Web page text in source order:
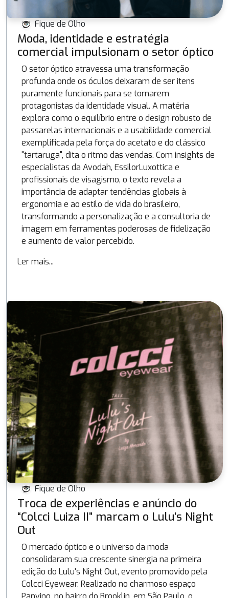
Fique de Olho
Moda, identidade e estratégia
comercial impulsionam o setor óptico
O setor óptico atravessa uma transformação
profunda onde os óculos deixaram de ser itens
puramente funcionais para se tornarem
protagonistas da identidade visual. A matéria
explora como o equilíbrio entre o design robusto de
passarelas internacionais e a usabilidade comercial
exemplificada pela força do acetato e do clássico
"tartaruga", dita o ritmo das vendas. Com insights de
especialistas da Avodah, EssilorLuxottica e
profissionais de visagismo, o texto revela a
importância de adaptar tendências globais à
ergonomia e ao estilo de vida do brasileiro,
transformando a personalização e a consultoria de
imagem em ferramentas poderosas de fidelização
e aumento de valor percebido.
Ler mais...
Fique de Olho
Troca de experiências e anúncio do
“Colcci Luiza II” marcam o Lulu’s Night
Out
O mercado óptico e o universo da moda
consolidaram sua crescente sinergia na primeira
edição do Lulu's Night Out, evento promovido pela
Colcci Eyewear. Realizado no charmoso espaço